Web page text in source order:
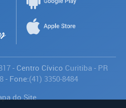
- Centro Cívico Curitiba - PR
- Fone:(41) 3350-8484
do Site